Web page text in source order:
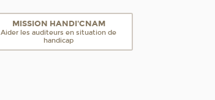
MISSION HANDI'CNAM
Aider les auditeurs en situation de
handicap